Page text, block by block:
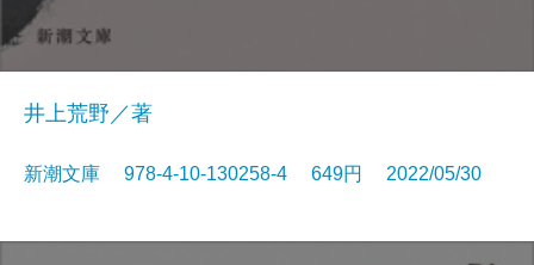
井上荒野／著
新潮文庫 978-4-10-130258-4 649円 2022/05/30